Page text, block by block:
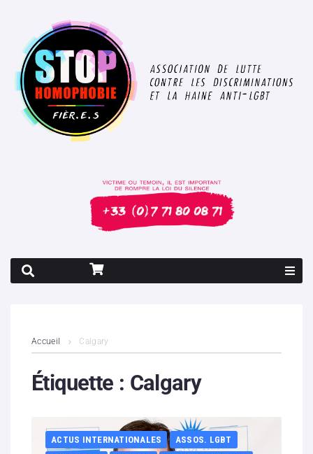
Contenus litigieux
Boutique
Accueil Calgary
Étiquette : Calgary
ACTUS INTERNATIONALES
ASSOS. LGBT